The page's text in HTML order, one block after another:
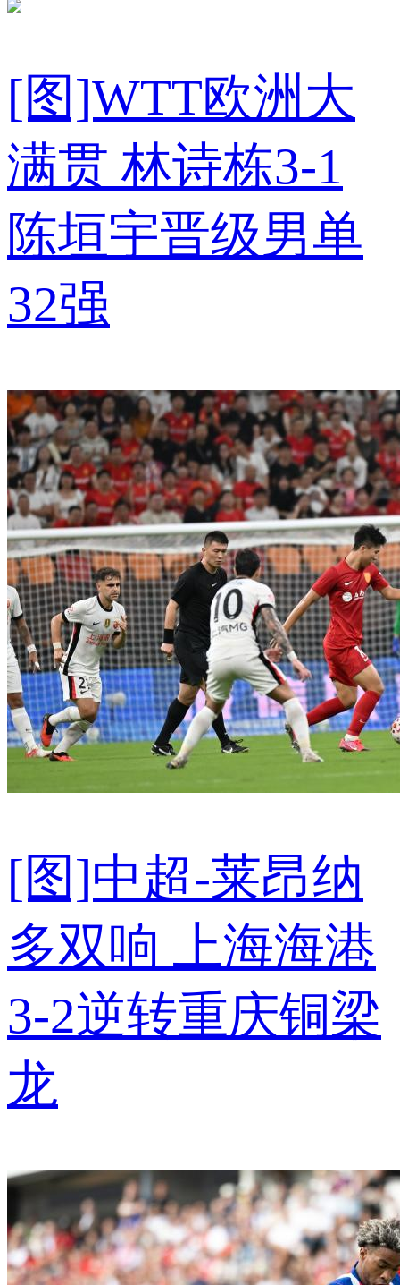
[图]WTT欧洲大
满贯 林诗栋3-1
陈垣宇晋级男单
32强
[图]中超-莱昂纳
多双响 上海海港
3-2逆转重庆铜梁
龙